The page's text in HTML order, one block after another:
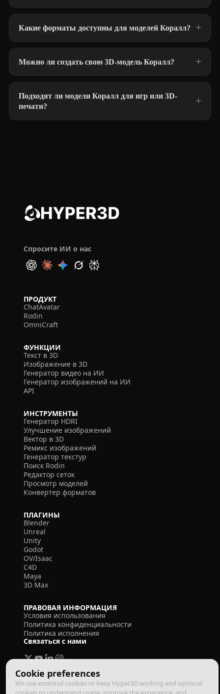
Cookie preferences
We use essential cookies to keep Hyper3D working and optional
Какие форматы доступны для моделей Коралл?
Можно ли создать свою 3D-модель Коралл?
Подходят ли модели Коралл для игр или 3D-
печати?
Спросите ИИ о нас
ПРОДУКТ
ChatAvatar
Rodin
OmniCraft
ФУНКЦИИ
Текст в 3D
Изображение в 3D
Генератор видео на ИИ
Генератор изображений на ИИ
API
ИНСТРУМЕНТЫ
Генератор HDRI
Улучшение изображений
Вектор в 3D
Ремикс изображений
Генератор текстур
Поиск Rodin
Редактор сеток
Просмотр моделей
Конвертер форматов
ПЛАГИНЫ
Blender
Unreal
Unity
Godot
OV/Isaac
C4D
Maya
3D Max
ПРАВОВАЯ ИНФОРМАЦИЯ
Условия использования
Политика конфиденциальности
Политика исполнения
Связаться с нами